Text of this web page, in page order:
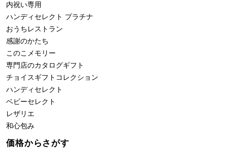
内祝い専用
ハンディセレクト プラチナ
おうちレストラン
感謝のかたち
このこメモリー
専門店のカタログギフト
チョイスギフトコレクション
ハンディセレクト
ベビーセレクト
レザリエ
和心包み
価格からさがす